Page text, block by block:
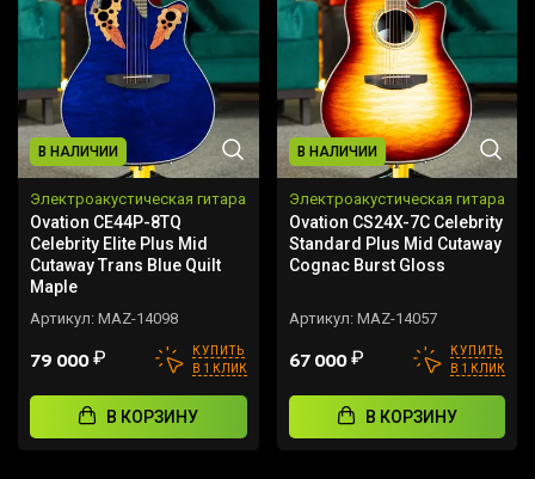
В НАЛИЧИИ
Электроакустическая гитара
Ovation CE44P-8TQ
Celebrity Elite Plus Mid
Cutaway Trans Blue Quilt
Maple
Артикул: MAZ-14098
79 000₽
КУПИТЬ
В 1 КЛИК
В КОРЗИНУ
В НАЛИЧИИ
Электроакустическая гитара
Ovation CS24X-7C Celebrity
Standard Plus Mid Cutaway
Cognac Burst Gloss
Артикул: MAZ-14057
67 000₽
КУПИТЬ
В 1 КЛИК
В КОРЗИНУ